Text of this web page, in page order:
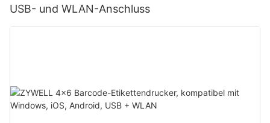
USB- und WLAN-Anschluss